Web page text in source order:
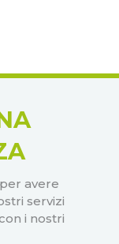
avere
servizi
i nostri